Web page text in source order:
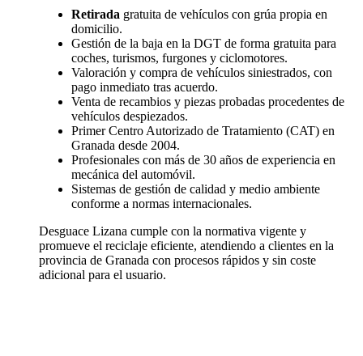
Retirada gratuita de vehículos con grúa propia en
domicilio.
Gestión de la baja en la DGT de forma gratuita para
coches, turismos, furgones y ciclomotores.
Valoración y compra de vehículos siniestrados, con
pago inmediato tras acuerdo.
Venta de recambios y piezas probadas procedentes de
vehículos despiezados.
Primer Centro Autorizado de Tratamiento (CAT) en
Granada desde 2004.
Profesionales con más de 30 años de experiencia en
mecánica del automóvil.
Sistemas de gestión de calidad y medio ambiente
conforme a normas internacionales.
Desguace Lizana cumple con la normativa vigente y
promueve el reciclaje eficiente, atendiendo a clientes en la
provincia de Granada con procesos rápidos y sin coste
adicional para el usuario.